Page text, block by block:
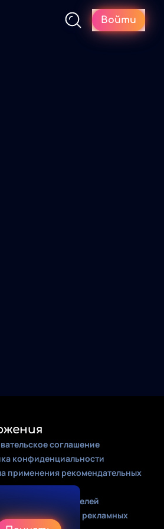
Войти
соглашение
конфиденциальности
применения рекомендательных
для правообладателей
на получение рекламных